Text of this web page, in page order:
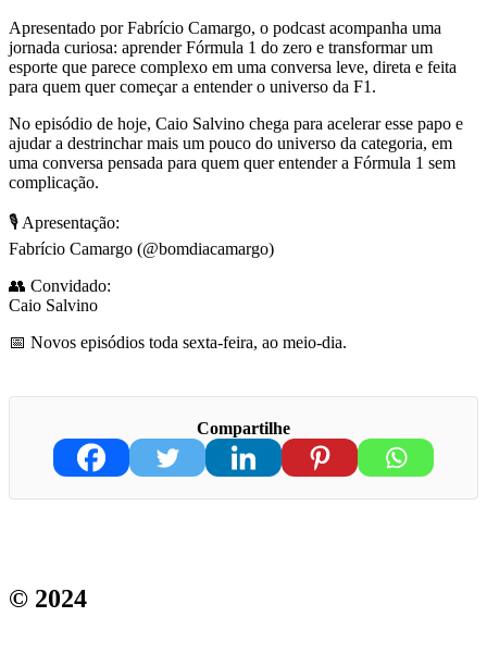
Apresentado por Fabrício Camargo, o podcast acompanha uma
jornada curiosa: aprender Fórmula 1 do zero e transformar um
esporte que parece complexo em uma conversa leve, direta e feita
para quem quer começar a entender o universo da F1.
No episódio de hoje, Caio Salvino chega para acelerar esse papo e
ajudar a destrinchar mais um pouco do universo da categoria, em
uma conversa pensada para quem quer entender a Fórmula 1 sem
complicação.
🎙 Apresentação:
Fabrício Camargo (@bomdiacamargo)
👥 Convidado:
Caio Salvino
📅 Novos episódios toda sexta-feira, ao meio-dia.
Compartilhe
© 2024